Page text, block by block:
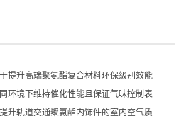
提升高端聚氨酯复合材料环保级别效能
环境下维持催化性能且保证气味控制表
升轨道交通聚氨酯内饰件的室内空气质